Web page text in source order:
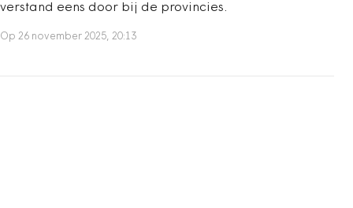
verstand eens door bij de provincies.
Op 26 november 2025, 20:13